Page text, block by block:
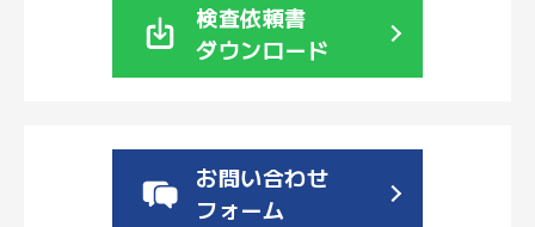
検査依頼書
ダウンロード
お問い合わせ
フォーム